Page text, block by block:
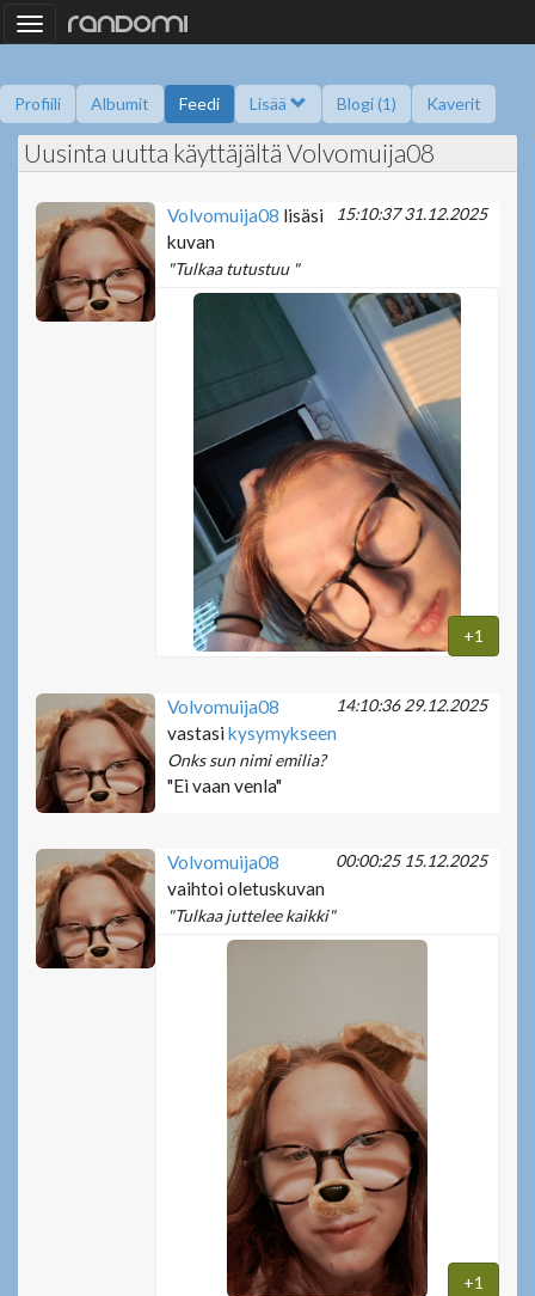
Toggle
navigation
Profiili Albumit Feedi Lisää Blogi (1) Kaverit
Kysy minulta Tietoa Kaverikirja Gallupit Saavutukset
Uusinta uutta käyttäjältä Volvomuija08
15:10:37 31.12.2025
Volvomuija08 lisäsi
kuvan
"Tulkaa tutustuu "
+1
14:10:36 29.12.2025
Volvomuija08
vastasikysymykseen
Onks sun nimi emilia?
"Ei vaan venla"
00:00:25 15.12.2025
Volvomuija08
vaihtoi oletuskuvan
"Tulkaa juttelee kaikki"
+1